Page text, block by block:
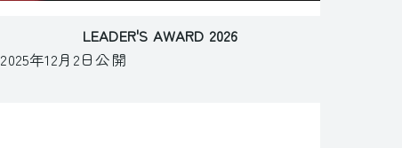
LEADER'S AWARD 2026
2025年12月2日公開